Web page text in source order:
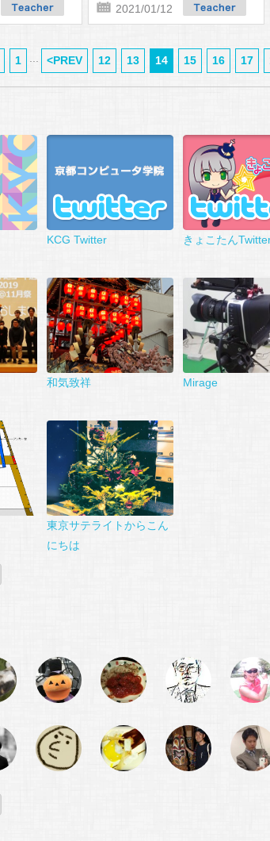
2021/01/12
1 <PREV 12 13 14 15 16 17
KCG Twitter きょこたん
和気致祥 Mirage
東京サテライトからこん
にちは